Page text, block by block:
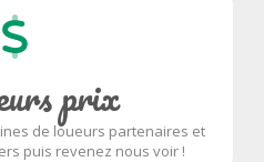
prix
de loueurs partenaires et
puis revenez nous voir !